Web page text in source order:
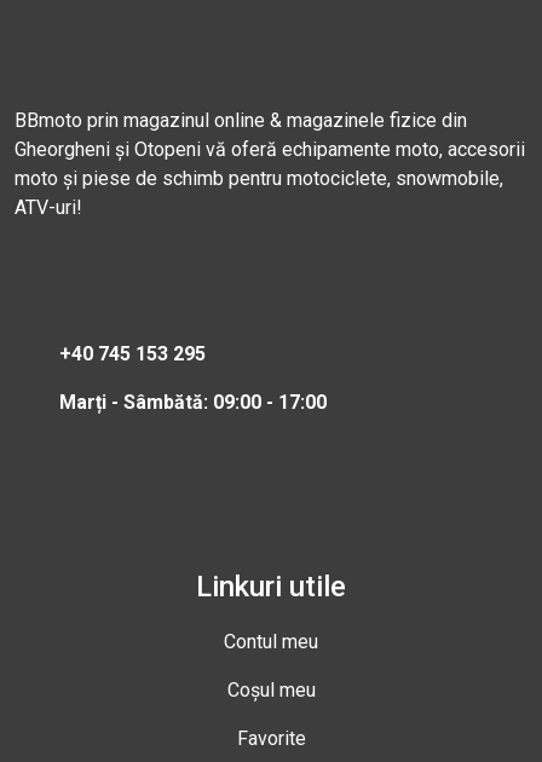
BBmoto prin magazinul online & magazinele fizice din
Gheorgheni și Otopeni vă oferă echipamente moto, accesorii
moto și piese de schimb pentru motociclete, snowmobile,
ATV-uri!
+40 745 153 295
Marți - Sâmbătă: 09:00 - 17:00
Linkuri utile
Contul meu
Coșul meu
Favorite